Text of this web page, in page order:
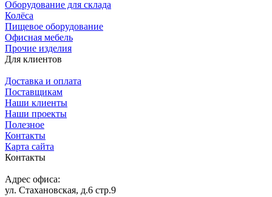
Оборудование для склада
Колёса
Пищевое оборудование
Офисная мебель
Прочие изделия
Для клиентов
Доставка и оплата
Поставщикам
Наши клиенты
Наши проекты
Полезное
Контакты
Карта сайта
Контакты
Адрес офиса:
ул. Стахановская, д.6 стр.9